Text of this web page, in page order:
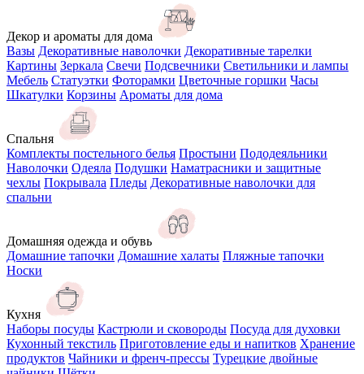
Декор и ароматы для дома
Вазы Декоративные наволочки Декоративные тарелки
Картины Зеркала Свечи Подсвечники Светильники и лампы
Мебель Статуэтки Фоторамки Цветочные горшки Часы
Шкатулки Корзины Ароматы для дома
Спальня
Комплекты постельного белья Простыни Пододеяльники
Наволочки Одеяла Подушки Наматрасники и защитные
чехлы Покрывала Пледы Декоративные наволочки для
спальни
Домашняя одежда и обувь
Домашние тапочки Домашние халаты Пляжные тапочки
Носки
Кухня
Наборы посуды Кастрюли и сковороды Посуда для духовки
Кухонный текстиль Приготовление еды и напитков Хранение
продуктов Чайники и френч-прессы Турецкие двойные